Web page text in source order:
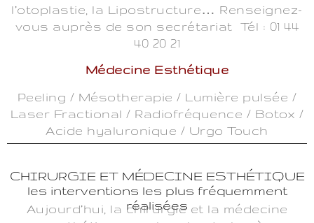
l’otoplastie, la Lipostructure… Renseignez-
vous auprès de son secrétariat Tél : 01 44
40 20 21
Médecine Esthétique
Peeling / Mésotherapie / Lumière pulsée /
Laser Fractional / Radiofréquence / Botox /
Acide hyaluronique / Urgo Touch
CHIRURGIE ET MÉDECINE ESTHÉTIQUE
les interventions les plus fréquemment
réalisées
Aujourd’hui, la chirurgie et la médecine